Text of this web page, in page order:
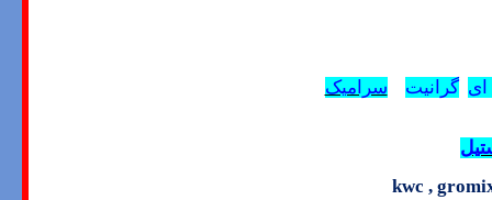
گرانیت سرامیک
kwc ,